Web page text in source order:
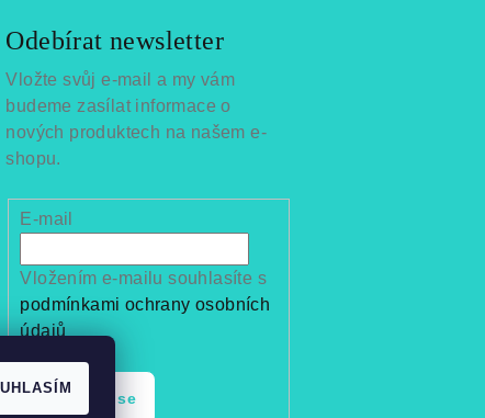
Odebírat newsletter
Vložte svůj e-mail a my vám
budeme zasílat informace o
nových produktech na našem e-
shopu.
E-mail
Vložením e-mailu souhlasíte s
podmínkami ochrany osobních
údajů
Přihlásit se